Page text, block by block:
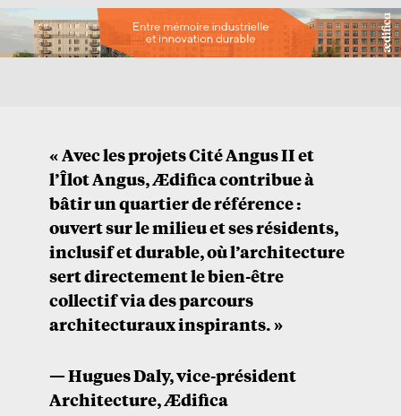
« Avec les projets Cité Angus II et
l’Îlot Angus, Ædifica contribue à
bâtir un quartier de référence :
ouvert sur le milieu et ses résidents,
inclusif et durable, où l’architecture
sert directement le bien-être
collectif via des parcours
architecturaux inspirants. »
— Hugues Daly, vice-président
Architecture, Ædifica